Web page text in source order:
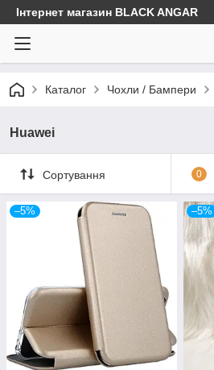
Інтернет магазин BLACK ANGAR
Каталог Чохли / Бампери
Huawei
Сортування 0
–5% –5%